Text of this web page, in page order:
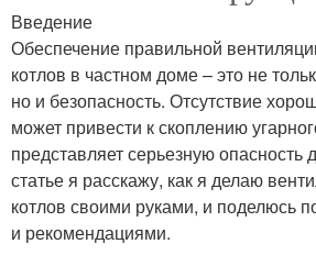
Введение
Обеспечение правильной
котлов в частном доме – это не
но и безопасность. Отсутствие
может привести к скоплению
представляет серьезную опасность
статье я расскажу, как я делаю
котлов своими руками, и поделюсь
и рекомендациями.